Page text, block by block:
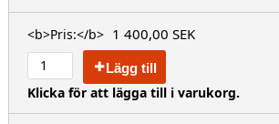
<b>Pris:</b> 1 400,00 SEK
Lägg till
Klicka för att lägga till i varukorg.